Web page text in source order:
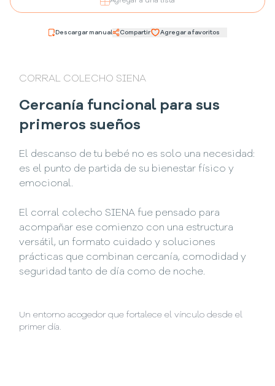
Descargar manual Compartir Agregar a favoritos
CORRAL COLECHO SIENA
Cercanía funcional para sus
primeros sueños
El descanso de tu bebé no es solo una necesidad:
es el punto de partida de su bienestar físico y
emocional.
El corral colecho SIENA fue pensado para
acompañar ese comienzo con una estructura
versátil, un formato cuidado y soluciones
prácticas que combinan cercanía, comodidad y
seguridad tanto de día como de noche.
Un entorno acogedor que fortalece el vínculo desde el
primer día.